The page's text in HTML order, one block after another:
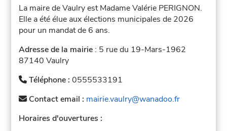
La maire de Vaulry est Madame Valérie PERIGNON.
Elle a été élue aux élections municipales de 2026
pour un mandat de 6 ans.
Adresse de la mairie : 5 rue du 19-Mars-1962
87140 Vaulry
Téléphone :0555533191
Contact email : mairie.vaulry@wanadoo.fr
Horaires d'ouvertures :